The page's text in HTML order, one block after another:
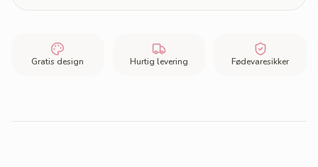
Gratis design Hurtig levering Fødevaresikker